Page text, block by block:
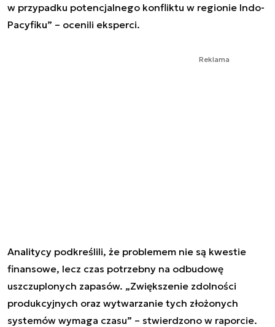
w przypadku potencjalnego konfliktu w regionie Indo-
Pacyfiku” – ocenili eksperci.
Reklama
Analitycy podkreślili, że problemem nie są kwestie
finansowe, lecz czas potrzebny na odbudowę
uszczuplonych zapasów. „Zwiększenie zdolności
produkcyjnych oraz wytwarzanie tych złożonych
systemów wymaga czasu” – stwierdzono w raporcie.